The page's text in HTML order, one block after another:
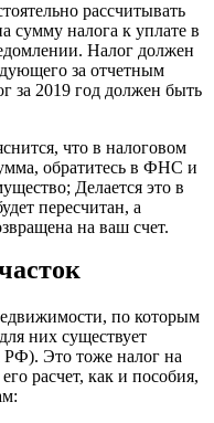
рассчитывать
сумму налога к уплате в
Налог должен
за отчетным
за 2019 год должен быть
что в налоговом
обратитесь в ФНС и
Делается это в
пересчитан, а
на ваш счет.
по которым
них существует
РФ). Это тоже налог на
расчет, как и пособия,